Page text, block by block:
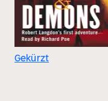
Gekürzt